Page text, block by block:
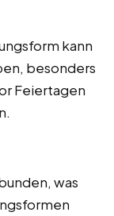
kann
besonders
Feiertagen
was